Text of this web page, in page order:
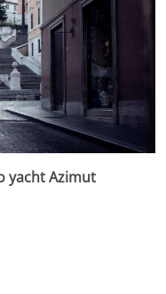
yacht Azimut